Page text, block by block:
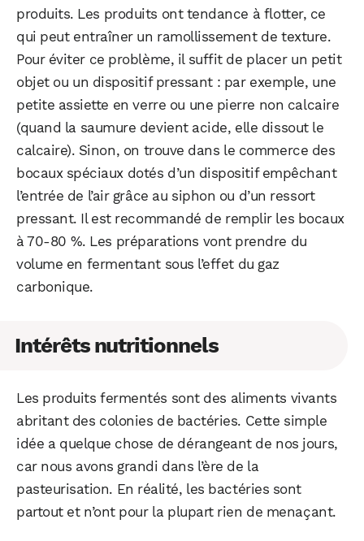
produits. Les produits ont tendance à flotter, ce
qui peut entraîner un ramollissement de texture.
Pour éviter ce problème, il suffit de placer un petit
objet ou un dispositif pressant : par exemple, une
petite assiette en verre ou une pierre non calcaire
(quand la saumure devient acide, elle dissout le
calcaire). Sinon, on trouve dans le commerce des
bocaux spéciaux dotés d’un dispositif empêchant
l’entrée de l’air grâce au siphon ou d’un ressort
pressant. Il est recommandé de remplir les bocaux
à 70-80 %. Les préparations vont prendre du
volume en fermentant sous l’effet du gaz
carbonique.
Intérêts nutritionnels
Les produits fermentés sont des aliments vivants
abritant des colonies de bactéries. Cette simple
idée a quelque chose de dérangeant de nos jours,
car nous avons grandi dans l’ère de la
pasteurisation. En réalité, les bactéries sont
partout et n’ont pour la plupart rien de menaçant.